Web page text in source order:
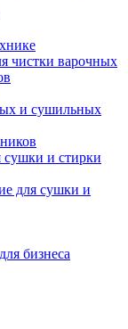
чистки варочных
и сушильных
сушки и стирки
для сушки и
бизнеса